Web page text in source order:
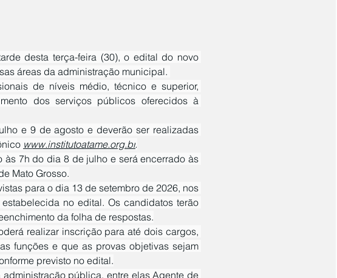
áreas da administração municipal.
dos serviços públicos oferecidos à
www.institutoatame.org.br.
Mato Grosso.
no edital. Os candidatos terão
da folha de respostas.
funções e que as provas objetivas sejam
previsto no edital.